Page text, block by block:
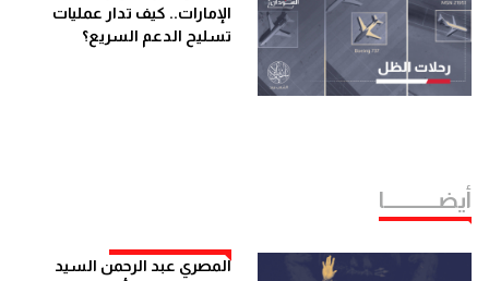
الإمارات.. كيف تدار عمليات
تسليح الدعم السريع؟
أيضــــــــــــا
المصري عبد الرحمن السيد